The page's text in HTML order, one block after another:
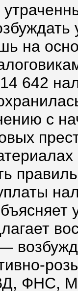
на
642
с
ФНС,